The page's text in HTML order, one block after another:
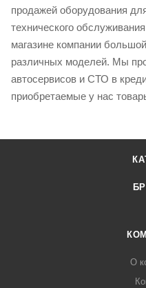
продажей оборудования
технического
магазине компании
различных моделей. Мы
автосервисов и СТО в
приобретаемые у нас
О